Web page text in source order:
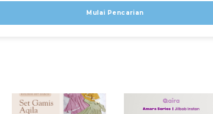
Mulai Pencarian